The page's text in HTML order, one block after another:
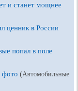
и станет мощнее
ценник в России
попал в поле
фото (Автомобильные